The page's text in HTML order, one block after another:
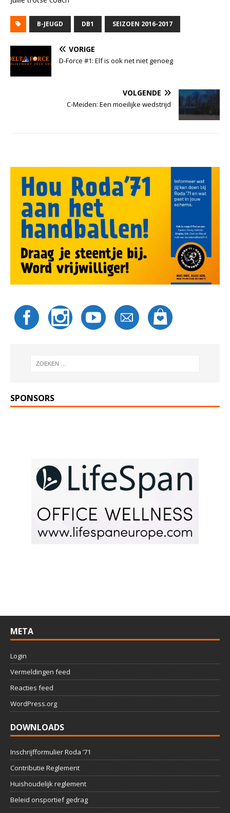
B-JEUGD DB1 SEIZOEN 2016-2017
VORIGE
D-Force #1: Elf is ook net niet genoeg
VOLGENDE
C-Meiden: Een moeilijke wedstrijd
SPONSORS
META
Login
Vermeldingen feed
Reacties feed
WordPress.org
DOWNLOADS
Inschrijfformulier Roda ’71
Contributie Reglement
Huishoudelijk reglement
Beleid onsportief gedrag